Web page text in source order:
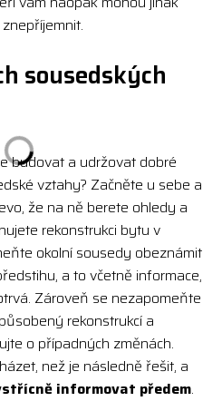
sousedských
budovat a udržovat dobré
vztahy? Začněte u sebe a
že na ně berete ohledy a
rekonstrukci bytu v
okolní sousedy obeznámit
a to včetně informace,
Zároveň se nezapomeňte
rekonstrukcí a
o případných změnách.
než je následně řešit, a
informovat předem.